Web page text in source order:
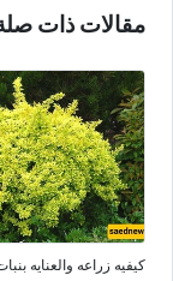
مقالات ذات
کیفیه زراعه والعنایه